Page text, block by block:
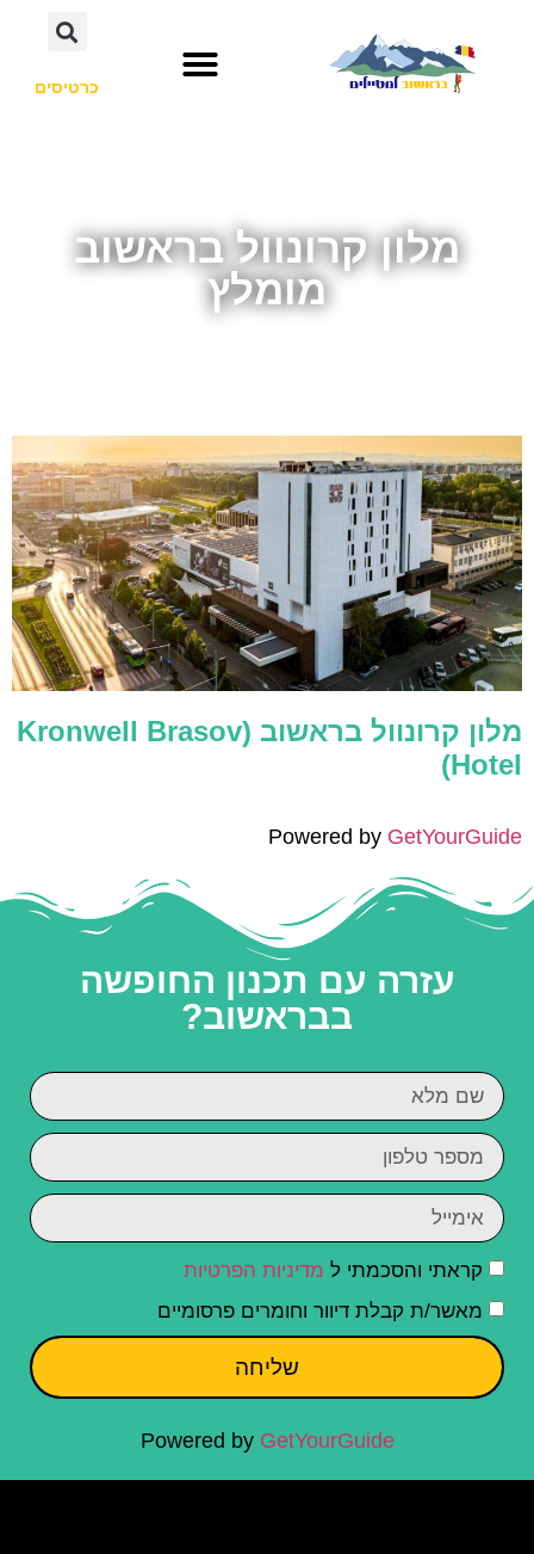
כרטיסים
מלון קרונוול בראשוב
מומלץ
מלון קרונוול בראשוב (Kronwell Brasov
Hotel)
Powered by GetYourGuide
עזרה עם תכנון החופשה
בבראשוב?
קראתי והסכמתי ל מדיניות הפרטיות
מאשר/ת קבלת דיוור וחומרים פרסומיים
שליחה
Powered by GetYourGuide